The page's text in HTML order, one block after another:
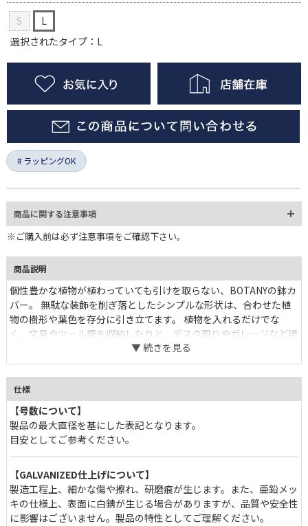
S
L
選択されたタイプ：L
ラッピングOK
商品に関する注意事項
※ご購入前は必ず注意事項をご確認下さい。
商品説明
個性豊かな植物が植わっていても引けを取らない、BOTANYの鉢カ
バー。 無駄な装飾を削ぎ落としたシンプルな形状は、合わせた植
物の樹形や葉色を存分に引き立てます。 植物を入れるだけでな
く、文具やツール類を収納したりと、デスク周りやガレージなど場
所を問わず使いたい。 ポットカバーから小物収納まで、アイデア
次第で新たな使い方が見つかります。
仕様
【号数について】
製品の最大直径を基にした表記となります。
目安としてご参考ください。
【GALVANIZED仕上げについて】
製造工程上、細かな傷や擦れ、研磨痕が生じます。また、亜鉛メッ
キの仕様上、表面に白錆が生じる場合がありますが、品質や安全性
に影響はございません。製品の特性としてご理解ください。